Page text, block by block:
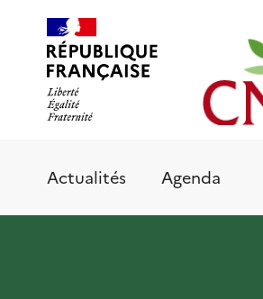
contenu
principal
Actualités Agenda